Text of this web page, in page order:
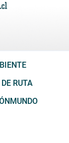
RUTA
MUNDO